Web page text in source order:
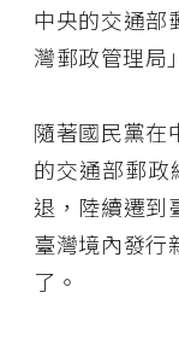
中央的交通部
灣郵政管理局
隨著國民黨在
的交通部郵政
退，陸續遷到
臺灣境內發行
了。